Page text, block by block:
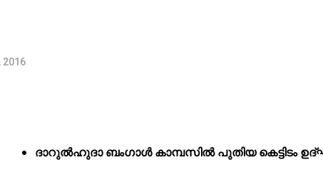
2016
ദാറുല്‍ഹുദാ ബംഗാള്‍ കാമ്പസില്‍ പുതിയ കെട്ടിടം